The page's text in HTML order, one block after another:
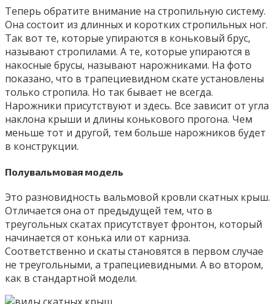
Теперь обратите внимание на стропильную систему.
Она состоит из длинных и коротких стропильных ног.
Так вот те, которые упираются в коньковый брус,
называют стропилами. А те, которые упираются в
накосные брусы, называют нарожниками. На фото
показано, что в трапециевидном скате установлены
только стропила. Но так бывает не всегда.
Нарожники присутствуют и здесь. Все зависит от угла
наклона крыши и длины конькового прогона. Чем
меньше тот и другой, тем больше нарожников будет
в конструкции.
Полувальмовая модель
Это разновидность вальмовой кровли скатных крыш.
Отличается она от предыдущей тем, что в
треугольных скатах присутствует фронтон, который
начинается от конька или от карниза.
Соответственно и скаты становятся в первом случае
не треугольными, а трапециевидными. А во втором,
как в стандартной модели.